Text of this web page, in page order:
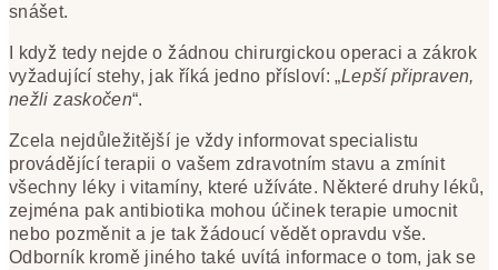
snášet.
I když tedy nejde o žádnou chirurgickou operaci a zákrok
vyžadující stehy, jak říká jedno přísloví: „Lepší připraven,
nežli zaskočen“.
Zcela nejdůležitější je vždy informovat specialistu
provádějící terapii o vašem zdravotním stavu a zmínit
všechny léky i vitamíny, které užíváte. Některé druhy léků,
zejména pak antibiotika mohou účinek terapie umocnit
nebo pozměnit a je tak žádoucí vědět opravdu vše.
Odborník kromě jiného také uvítá informace o tom, jak se